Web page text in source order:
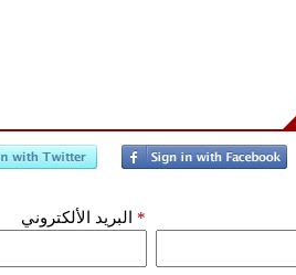
البريد الألكتروني *